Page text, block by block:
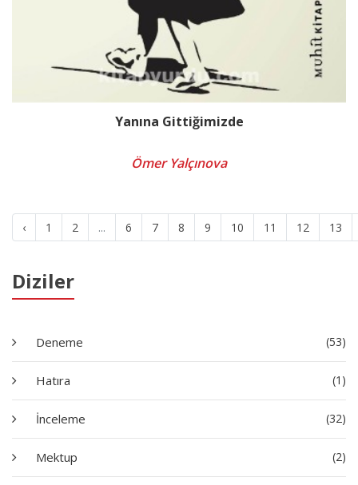
Diziler
Deneme (53)
Hatıra (1)
İnceleme (32)
Mektup (2)
Yanına Gittiğimizde
Ömer Yalçınova
‹ 1 2 ... 6 7 8 9 10 11 12 13